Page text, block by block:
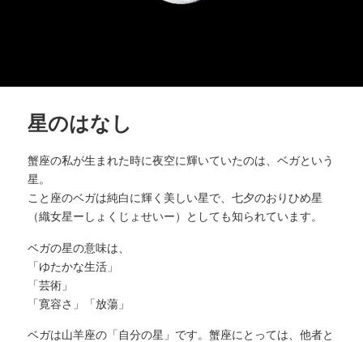
星のはなし
蟹座の私が生まれた時に夜空に輝いていたのは、ベガという
星。
こと座のベガは純白に輝く美しい星で、七夕のおりひめ星
（織女星ーしょくじょせいー）としても知られています。
ベガの星の意味は、
「ゆたかな生活」
「芸術」
「寛容さ」「放蕩」
ベガは山羊座の「自分の星」です。蟹座にとっては、他者と